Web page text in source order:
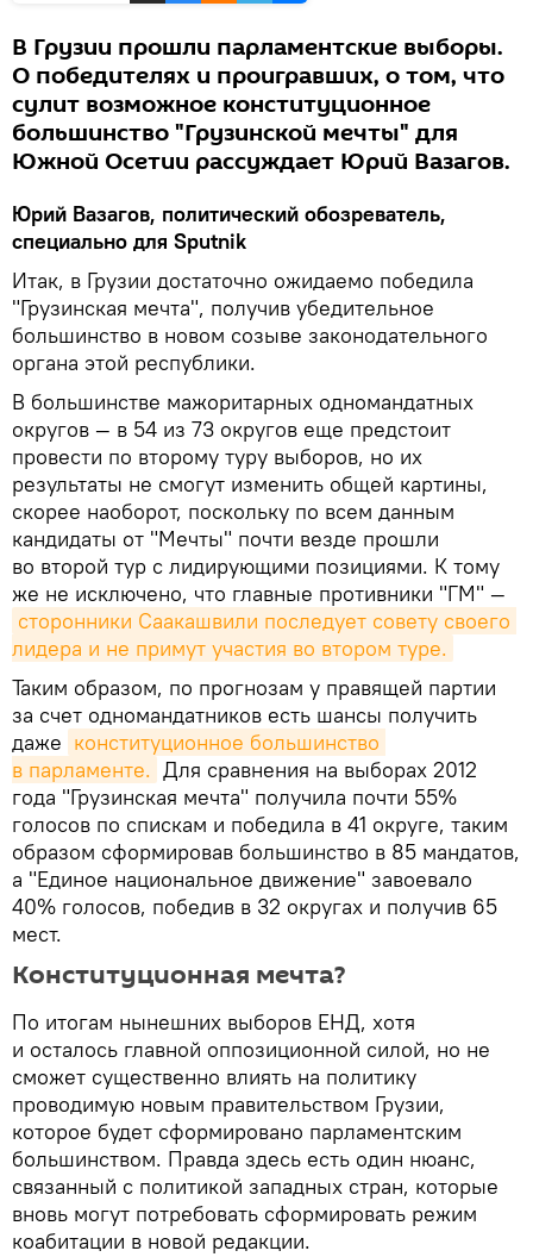
В Грузии прошли парламентские выборы.
О победителях и проигравших, о том, что
сулит возможное конституционное
большинство "Грузинской мечты" для
Южной Осетии рассуждает Юрий Вазагов.
Юрий Вазагов, политический обозреватель,
специально для Sputnik
Итак, в Грузии достаточно ожидаемо победила
"Грузинская мечта", получив убедительное
большинство в новом созыве законодательного
органа этой республики.
В большинстве мажоритарных одномандатных
округов — в 54 из 73 округов еще предстоит
провести по второму туру выборов, но их
результаты не смогут изменить общей картины,
скорее наоборот, поскольку по всем данным
кандидаты от "Мечты" почти везде прошли
во второй тур с лидирующими позициями. К тому
же не исключено, что главные противники "ГМ" —
сторонники Саакашвили последует совету своего
лидера и не примут участия во втором туре.
Таким образом, по прогнозам у правящей партии
за счет одномандатников есть шансы получить
даже конституционное большинство
в парламенте. Для сравнения на выборах 2012
года "Грузинская мечта" получила почти 55%
голосов по спискам и победила в 41 округе, таким
образом сформировав большинство в 85 мандатов,
а "Единое национальное движение" завоевало
40% голосов, победив в 32 округах и получив 65
мест.
Конституционная мечта?
По итогам нынешних выборов ЕНД, хотя
и осталось главной оппозиционной силой, но не
сможет существенно влиять на политику
проводимую новым правительством Грузии,
которое будет сформировано парламентским
большинством. Правда здесь есть один нюанс,
связанный с политикой западных стран, которые
вновь могут потребовать сформировать режим
коабитации в новой редакции.